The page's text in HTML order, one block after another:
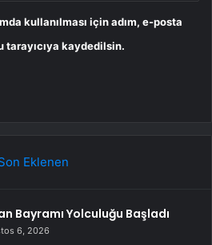
kullanılması için adım, e-posta
tarayıcıya kaydedilsin.
Eklenen
Bayramı Yolculuğu Başladı
6, 2026